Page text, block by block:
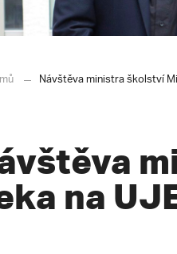
Návštěva ministra školství
na